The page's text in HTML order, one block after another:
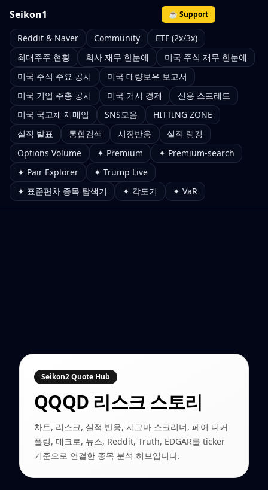
Seikon1 ☕ Support
Reddit & Naver Community
ETF (2x/3x)
최대주주 현황
회사 재무 한눈에
미국 주식 재무 한눈에
미국 주식 주요 공시
미국 대량보유 보고서
미국 기업 주총 공시
미국 거시 경제
신용 스프레드
미국 국고채 재매입
SNS모음
HITTING ZONE
실적 발표
통합검색 시장반응
실적 랭킹
Options Volume
✦ Premium
✦ Premium-search
✦ Pair Explorer
✦ Trump Live
✦ 표준편차 종목 탐색기
✦ 각도기 ✦ VaR
Seikon2 Quote Hub
QQQD 리스크 스토리
차트, 리스크, 실적 반응, 시그마 스크리너, 페어 디커
플링, 매크로, 뉴스, Reddit, Truth, EDGAR를 ticker
기준으로 연결한 종목 분석 허브입니다.